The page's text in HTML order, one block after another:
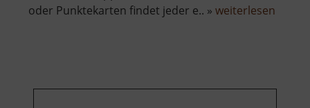
oder Punktekarten findet jeder e.. » weiterlesen